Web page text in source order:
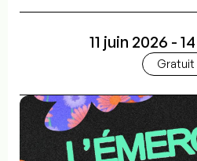
11 juin 2026 -
Gratuit